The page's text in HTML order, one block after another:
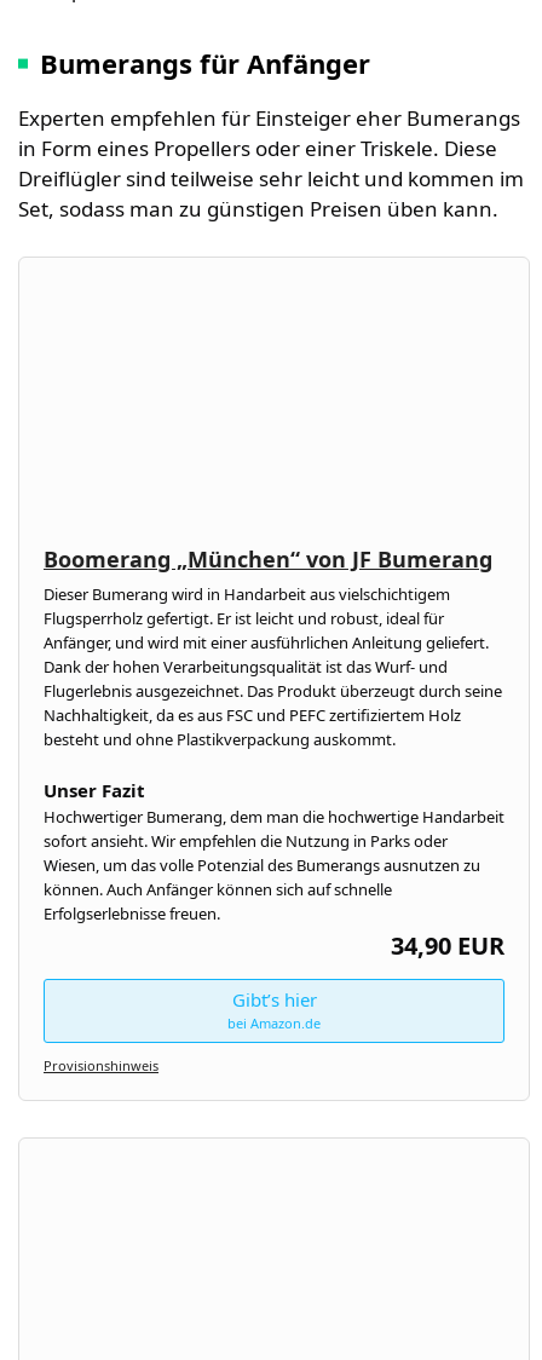
Bumerangs für Anfänger
Experten empfehlen für Einsteiger eher Bumerangs
in Form eines Propellers oder einer Triskele. Diese
Dreiflügler sind teilweise sehr leicht und kommen im
Set, sodass man zu günstigen Preisen üben kann.
Boomerang „München“ von JF Bumerang
Dieser Bumerang wird in Handarbeit aus vielschichtigem
Flugsperrholz gefertigt. Er ist leicht und robust, ideal für
Anfänger, und wird mit einer ausführlichen Anleitung geliefert.
Dank der hohen Verarbeitungsqualität ist das Wurf- und
Flugerlebnis ausgezeichnet. Das Produkt überzeugt durch seine
Nachhaltigkeit, da es aus FSC und PEFC zertifiziertem Holz
besteht und ohne Plastikverpackung auskommt.
Unser Fazit
Hochwertiger Bumerang, dem man die hochwertige Handarbeit
sofort ansieht. Wir empfehlen die Nutzung in Parks oder
Wiesen, um das volle Potenzial des Bumerangs ausnutzen zu
können. Auch Anfänger können sich auf schnelle
Erfolgserlebnisse freuen.
34,90 EUR
Gibt’s hier
bei Amazon.de
Provisionshinweis